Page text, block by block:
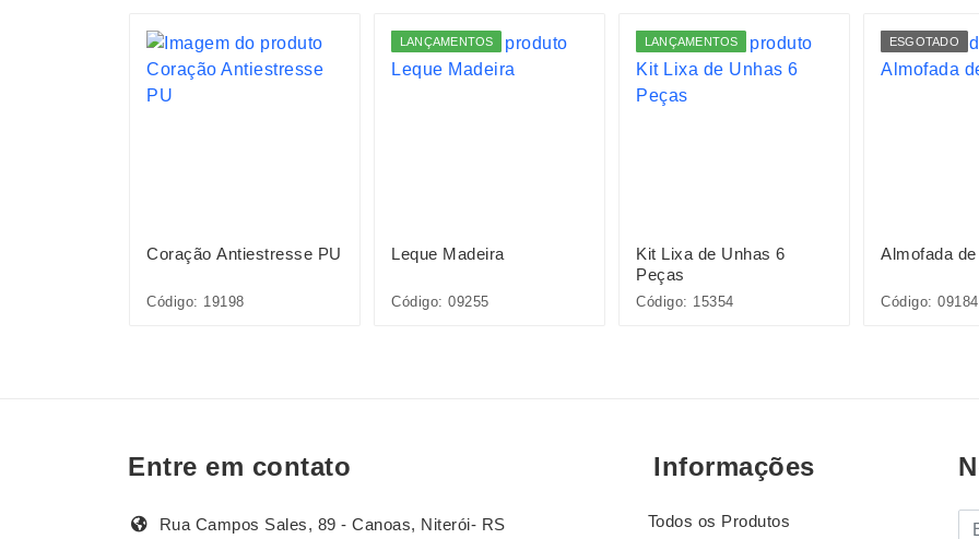
Coração Antiestresse PU
Código: 19198
LANÇAMENTOS
Leque Madeira
Código: 09255
LANÇAMENTOS
Kit Lixa de Unhas 6
Peças
Código: 15354
ESGOTADO
Almofada
Código: 09184
Entre em contato
Rua Campos Sales, 89 - Canoas, Niterói- RS
Informações
Todos os Produtos